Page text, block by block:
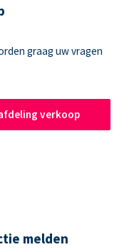
graag uw vragen
verkoop
melden